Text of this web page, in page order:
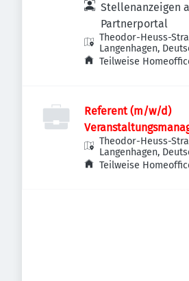
Stellenanzeigen
Partnerportal
Theodor-Heuss-
Langenhagen,
Teilweise
Referent (m/w/d)
Theodor-Heuss-
Langenhagen,
Teilweise